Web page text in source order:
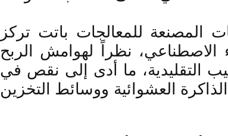
المصنعة للمعالجات باتت تركز
الاصطناعي، نظراً لهوامش الربح
التقليدية، ما أدى إلى نقص في
العشوائية ووسائط التخزين